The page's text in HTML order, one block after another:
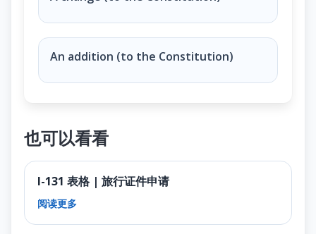
An addition (to the Constitution)
也可以看看
I-131 表格 | 旅行证件申请
阅读更多